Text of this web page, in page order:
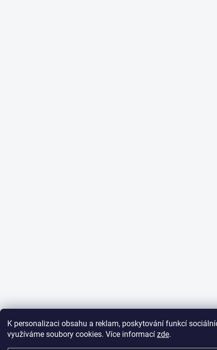
K personalizaci obsahu a reklam, poskytování funkcí
využíváme soubory cookies. Více informací zde.